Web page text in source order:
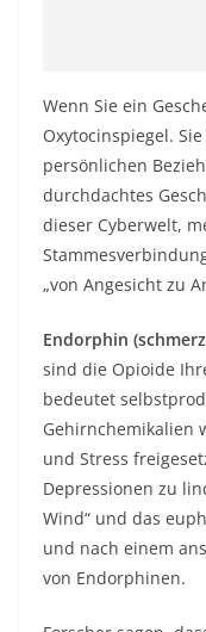
Wenn Sie ein
Oxytocinspiegel.
persönlichen
durchdachtes
dieser Cyberwelt,
„von Angesicht zu
Endorphin
sind die Opioide
bedeutet
Gehirnchemikalien
und Stress
Depressionen zu
Wind“ und das
und nach einem
von Endorphinen.